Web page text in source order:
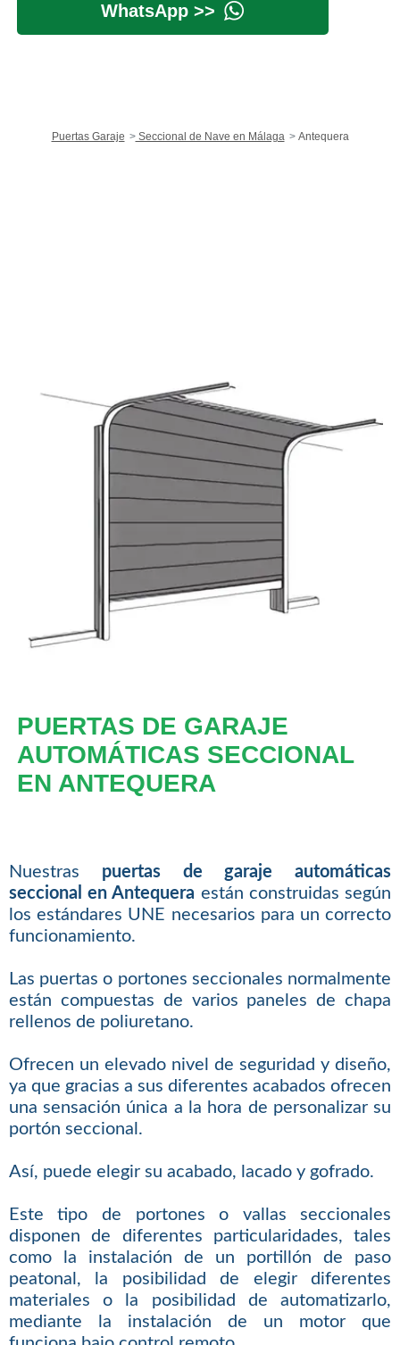
WhatsApp >>
Puertas Garaje Seccional de Nave en Málaga Antequera
PUERTAS DE GARAJE
AUTOMÁTICAS SECCIONAL
EN ANTEQUERA
Nuestras puertas de garaje automáticas
seccional en Antequera están construidas según
los estándares UNE necesarios para un correcto
funcionamiento.
Las puertas o portones seccionales normalmente
están compuestas de varios paneles de chapa
rellenos de poliuretano.
Ofrecen un elevado nivel de seguridad y diseño,
ya que gracias a sus diferentes acabados ofrecen
una sensación única a la hora de personalizar su
portón seccional.
Así, puede elegir su acabado, lacado y gofrado.
Este tipo de portones o vallas seccionales
disponen de diferentes particularidades, tales
como la instalación de un portillón de paso
peatonal, la posibilidad de elegir diferentes
materiales o la posibilidad de automatizarlo,
mediante la instalación de un motor que